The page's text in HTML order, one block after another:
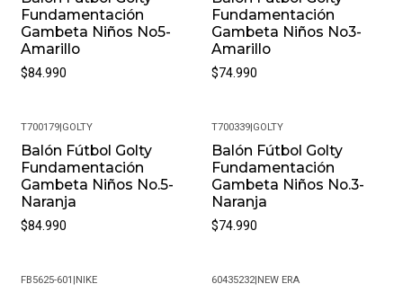
Fundamentación
Gambeta Niños No5-
Amarillo
$84.990
Fundamentación
Gambeta Niños No3-
Amarillo
$74.990
T700179|GOLTY
Balón Fútbol Golty
Fundamentación
Gambeta Niños No.5-
Naranja
$84.990
T700339|GOLTY
Balón Fútbol Golty
Fundamentación
Gambeta Niños No.3-
Naranja
$74.990
FB5625-601 |NIKE 60435232|NEW ERA